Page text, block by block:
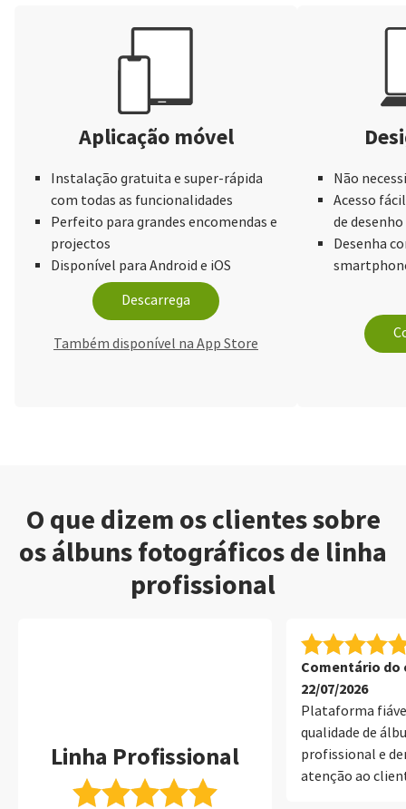
Aplicação móvel
Instalação gratuita e super-rápida
com todas as funcionalidades
Perfeito para grandes encomendas e
projectos
Disponível para Android e iOS
Descarrega
Também disponível na App Store
Não
Acesso
de desenho
Desenha
O que dizem os clientes sobre
os álbuns fotográficos de linha
profissional
Linha Profissional
Comentário do
22/07/2026
Plataforma
qualidade de
profissional e
atenção ao